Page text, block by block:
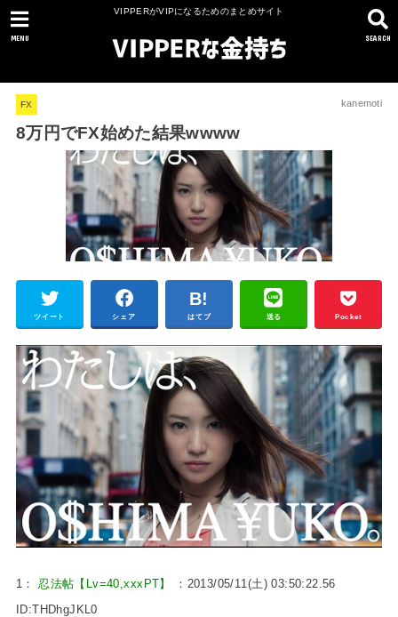
VIPPERがVIPになるためのまとめサイト
SEARCH
MENU
FX kanemoti
8万円でFX始めた結果wwww
ツイート シェア はてブ 送る Pocket
1： 忍法帖【Lv=40,xxxPT】
：2013/05/11(土) 03:50:22.56
ID:THDhgJKL0